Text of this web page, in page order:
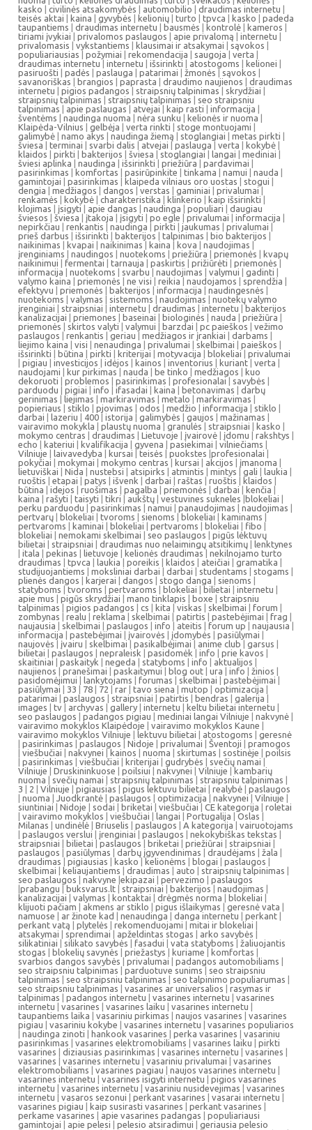
kasko | civilinės atsakomybės | automobilio | draudimas internetu |
teisės aktai | kaina | gyvybės | kelionių | turto | tpvca | kasko | padeda
taupantiems | draudimas internetu | bausmės | kontrolė | kameros |
tiriami įvykiai | privalomos paslaugos | apie privalomą | internetu |
privalomasis | vykstantiems | klausimai ir atsakymai | sąvokos |
populiariausias | požymiai | rekomendacija | saugoja | verta |
draudimas internetu | internetu | išsirinkti | atostogoms | kelionei |
pasiruošti | padės | paslauga | patarimai | žmonės | sąvokos |
savanoriškas | brangios | paprasta | draudimo naujienos | draudimas
internetu | pigios padangos | straipsnių talpinimas | skrydžiai |
straipsnių talpinimas | straipsnių talpinimas | seo straipsniu
talpinimas | apie paslaugas | atvejai | kaip rasti | informacija |
šventėms | naudinga nuoma | nėra sunku | kelionės ir nuoma |
Klaipėda-Vilnius | gelbėja | verta rinkti | stoge montuojami |
galimybė | namo akys | naudinga žiemą | stoglangiai | metas pirkti |
šviesa | terminai | svarbi dalis | atvejai |paslauga | verta | kokybė |
klaidos | pirkti | bakterijos | šviesa | stoglangiai | langai | mediniai |
šviesi aplinka | naudinga | išsirinkti | priežiūra | pardavimai |
pasirinkimas | komfortas | pasirūpinkite | tinkama | namui | nauda |
gamintojai | pasirinkimas | klaipeda vilniaus oro uostas | stogui |
dengia | medžiagos | dangos | verstas | gaminiai | privalumai |
renkamės | kokybė | charakteristika | klinkerio | kaip išsirinkti |
klojimas | įsigyti | apie dangas | naudinga | populiari | daugiau
šviesos | šviesa | įtakoja | įsigyti | po egle | privalumai | informacija |
nepirkčiau | renkantis | naudinga | pirkti | jaukumas | privalumai |
prieš darbus | išsirinkti | bakterijos | talpinimas | bio bakterijos |
naikinimas | kvapai | naikinimas | kaina | kova | naudojimas |
įrenginiams | naudingos | nuotekoms | priežiūra | priemonės | kvapų
naikinimui | fermentai | tarnauja | paskirtis | prižiūrėti | priemonės |
informacija | nuotekoms | svarbu | naudojimas | valymui | gadinti |
valymo kaina | priemonės | ne visi | reikia | naudojamos | sprendžia |
efektyvu | priemonės | bakterijos | informacija | naudingesnės |
nuotekoms | valymas | sistemoms | naudojimas | nuotekų valymo
įrenginiai | straipsniai | internetu | draudimas | internetu |bakterijos
kanalizacijai | priemones | baseinai | biologinės | nauda | priežiūra |
priemonės | skirtos valyti | valymui | barzdai | pc paieškos | vežimo
paslaugos | renkantis | geriau | medžiagos ir įrankiai | darbams |
liejimo kaina | visi | nenaudinga | privalumai | skelbimai | paieškos |
išsirinkti | būtina | pirkti | kriterijai | motyvacija | blokeliai | privalumai
| pigiau | investicijos | idėjos | kainos | inventorius | kuriant | verta |
naudojami | kur pirkimas | nauda | be tinko | medžiagos | kuo
dekoruoti | problemos | pasirinkimas | profesionalai | savybės |
parduodu | pigiai | info | ifasadai | kaina | betonavimas | darbų
gerinimas | liejimas | markiravimas | metalo | markiravimas |
popieriaus | stiklo | pjovimas | odos | medžio | informacija | stiklo |
darbai | lazeriu | 400 | istorija | galimybės | gaujos | mažinamas |
vairavimo mokykla | plaustų nuoma | granulės | straipsniai | kasko |
mokymo centras | draudimas | Lietuvoje | įvairovė | įdomu | rakshtys |
echo | kateriui | kvalifikacija | gyvena | pasiekimai | vilniečiams |
Vilniuje | laivavedyba | kursai | teisės | puokstes |profesionalai |
pokyčiai | mokymai | mokymo centras | kursai | akcijos | įmanoma |
lietuviškai | Nida | nustebsi | atsipirks | atmintis | mintys | gali | laukia |
ruoštis | etapai | patys | išvenk | darbai | raštas | ruoštis | klaidos |
būtina | idejos | ruošimas | pagalba | priemonės | darbai | kenčia |
kaina | rašyti | taisyti | tikri | aukštų | vestuvines sukneles |blokeliai |
perku parduodu | pasirinkimas | namui | panaudojimas | naudojimas |
pertvarų | blokeliai | tvoroms | sienoms | blokeliai | kaminams |
pertvaroms | kaminai | blokeliai | pertvaroms | blokeliai | fibo |
blokeliai | nemokami skelbimai | seo paslaugos | pigūs lėktuvų
bilietai | straipsniai | draudimas nuo nelaimingų atsitikimų | lenktynes
| itala | pekinas | lietuvoje | kelionės draudimas| nekilnojamo turto
draudimas | tpvca | laukia | poreikis | klaidos | ateičiai | gramatika |
studijuojantiems | moksliniai darbai | darbai | studentams | stogams |
plienės dangos | karjerai | dangos | stogo danga | sienoms |
statyboms | tvoroms | pertvaroms | blokeliai | bilietai | internetu |
apie mus | pigūs skrydžiai | mano tinklapis | boxe | straipsniu
talpinimas | pigios padangos | cs | kita | viskas | skelbimai | forum |
zombynas | realu | reklama | skelbimai | patirtis | pastebėjimai | frag |
naujausia | skelbimai | paslaugos | info | ateitis | forum up | naujausia |
informacija | pastebėjimai | įvairovės | įdomybės | pasiūlymai |
naujovės | įvairu | skelbimai| pasikalbėjimai | anime club | garsus |
bilietai | paslaugos | nepraleisk | pasidomėk | info | prie kavos |
skaitiniai | paskaityk | negeda | statyboms | info | aktualijos |
naujienos | pranešimai | paskaitymui | blog out | ura | info | žinios |
pasidomėjimui | lankytojams | forumas | skelbimai | pastebėjimai |
pasiūlymai | 33 | 78 | 72 | rar | tavo siena | mutop | optimizacija |
patarimai | paslaugos | straipsniai | patirtis | bendras | galerija |
images | tv | archyvas | gallery | internetu | keltu bilietai internetu |
seo paslaugos | padangos pigiau | mediniai langai Vilniuje | nakvynė |
vairavimo mokyklos Klaipėdoje | vairavimo mokyklos Kaune |
vairavimo mokyklos Vilniuje | lektuvu bilietai | atostogoms | geresnė
| pasirinkimas | paslaugos | Nidoje | privalumai | Šventoji | pramogos
| viešbučiai | nakvynei | kainos | nuoma | skirtumas | sostinėje | poilsis
| pasirinkimas | viešbučiai | kriterijai | gudrybės | svečių namai |
Vilniuje | Druskininkuose | poilsiui | nakvynei | Vilniuje |kambarių
nuoma | svečių namai | straipsnių talpinimas | straipsniu talpinimas |
3 | 2 | Vilniuje |pigiausias | pigus lektuvu bilietai | realybė | paslaugos
| nuoma | Juodkrantė | paslaugos | optimizacija | nakvynei | Vilniuje |
siuntiniai | Nidoje | sodai | briketai | viešbučiai | CE kategorija | roletai
| vairavimo mokyklos | viešbučiai | langai | Portugalija | Oslas |
Milanas | undinėlė | Briuselis | paslaugos | A kategorija | vairuotojams
| paslaugos verslui | įrenginiai | paslaugos | nekokybiškas tekstas |
straipsniai | bilietai |paslaugos | briketai | priežiūrai | straipsniai |
paslaugos | pasiūlymas | darbų įgyvendinimas | draudėjams | žala |
draudimas | pigiausias | kasko|kelionėms | blogai | paslaugos |
skelbimai | keliaujantiems | draudimas | auto | straipsnių talpinimas |
seo paslaugos | nakvyne |ekipazai | pervezimo | paslaugos
|prabangu | buksvarus.lt | straipsniai | bakterijos | naudojimas |
kanalizacijai | valymas | kontaktai | drėgmės norma | blokeliai |
klijuoti pačiam | akmens ar stiklo | pigus išlaikymas | geresnė vata |
namuose | ar žinote kad | nenaudinga | danga internetu | perkant |
perkant vatą | plytelės | rekomenduojami | mitai ir blokeliai |
atsakymai | sprendimai | apželdintas stogas | arko savybės |
silikatiniai | silikato savybės | fasadui | vata statyboms | žaliuojantis
stogas | blokelių savynės | priežastys | kuriame | komfortas |
svarbios dangos savybės | privalumai | padangos automobiliams |
seo straipsniu talpinimas | parduotuve sunims | seo straipsniu
talpinimas | seo straipsniu talpinimas | seo talpinimo populiarumas |
seo straipsniu talpinimas | vasarines ar universalios | rasymas ir
talpinimas | padangos internetu | vasarines internetu | vasarines
internetu | vasarines | vasarines laiku | vasarines internetu |
taupantiems laika | vasariniu pirkimas | naujos vasarines | vasarines
pigiau | vasariniu kokybe | vasarines internetu | vasarines populiarios
| naudinga zinoti | hankook vasarines | perka vasarines | vasariniu
pasirinkimas | vasarines elektromobiliams | vasarines laiku | pirkti
vasarines | diziausias pasirinkimas | vasarines internetu | vasarines |
vasarines | vasarines internetu | vasariniu privalumai | vasarines
elektromobiliams | vasarines pagiau | naujos vasarines internetu |
vasarines internetu | vasarines isigyti internetu | pigios vasarines
internetu | vasarines internetu | vasariniu nusidevejimas | vasarines
internetu | vasaros sezonui | perkant vasarines | vasarai internetu |
vasarines pigiau | kaip susirasti vasarines | perkant vasarines |
perkame vasarines | apie vasarines padangas | populiariausi
gamintojai | apie pelesi | pelesio atsiradimui | geriausia pelesio